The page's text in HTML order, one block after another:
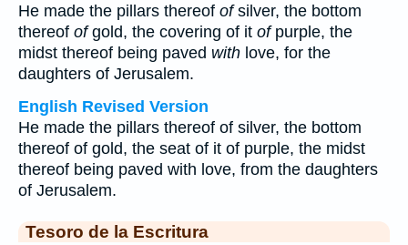
He made the pillars thereof ofsilver, the bottom
thereof ofgold, the covering of it ofpurple, the
midst thereof being paved with love, for the
daughters of Jerusalem.
English Revised Version
He made the pillars thereof of silver, the bottom
thereof of gold, the seat of it of purple, the midst
thereof being paved with love, from the daughters
of Jerusalem.
Tesoro de la Escritura